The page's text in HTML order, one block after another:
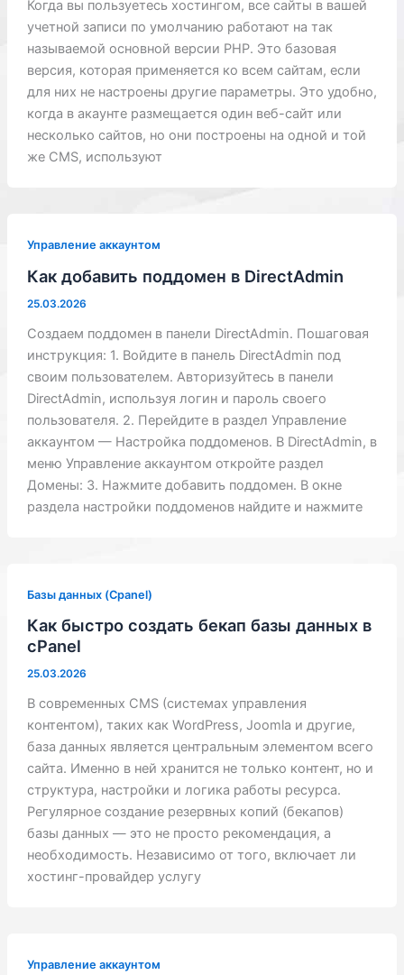
Когда вы пользуетесь хостингом, все сайты в вашей
учетной записи по умолчанию работают на так
называемой основной версии PHP. Это базовая
версия, которая применяется ко всем сайтам, если
для них не настроены другие параметры. Это удобно,
когда в акаунте размещается один веб-сайт или
несколько сайтов, но они построены на одной и той
же CMS, используют
Управление аккаунтом
Как добавить поддомен в DirectAdmin
25.03.2026
Создаем поддомен в панели DirectAdmin. Пошаговая
инструкция: 1. Войдите в панель DirectAdmin под
своим пользователем. Авторизуйтесь в панели
DirectAdmin, используя логин и пароль своего
пользователя. 2. Перейдите в раздел Управление
аккаунтом — Настройка поддоменов. В DirectAdmin, в
меню Управление аккаунтом откройте раздел
Домены: 3. Нажмите добавить поддомен. В окне
раздела настройки поддоменов найдите и нажмите
Базы данных (Cpanel)
Как быстро создать бекап базы данных в
cPanel
25.03.2026
В современных CMS (системах управления
контентом), таких как WordPress, Joomla и другие,
база данных является центральным элементом всего
сайта. Именно в ней хранится не только контент, но и
структура, настройки и логика работы ресурса.
Регулярное создание резервных копий (бекапов)
базы данных — это не просто рекомендация, а
необходимость. Независимо от того, включает ли
хостинг-провайдер услугу
Управление аккаунтом